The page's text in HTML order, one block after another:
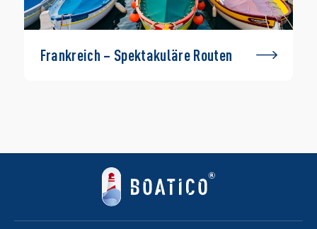
Frankreich – Spektakuläre Routen